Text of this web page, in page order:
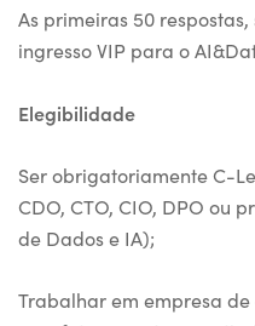
As primeiras 50
ingresso VIP para o
Elegibilidade
Ser obrigatoriamente C-
CDO, CTO, CIO, DPO ou
de Dados e IA);
Trabalhar em empresa